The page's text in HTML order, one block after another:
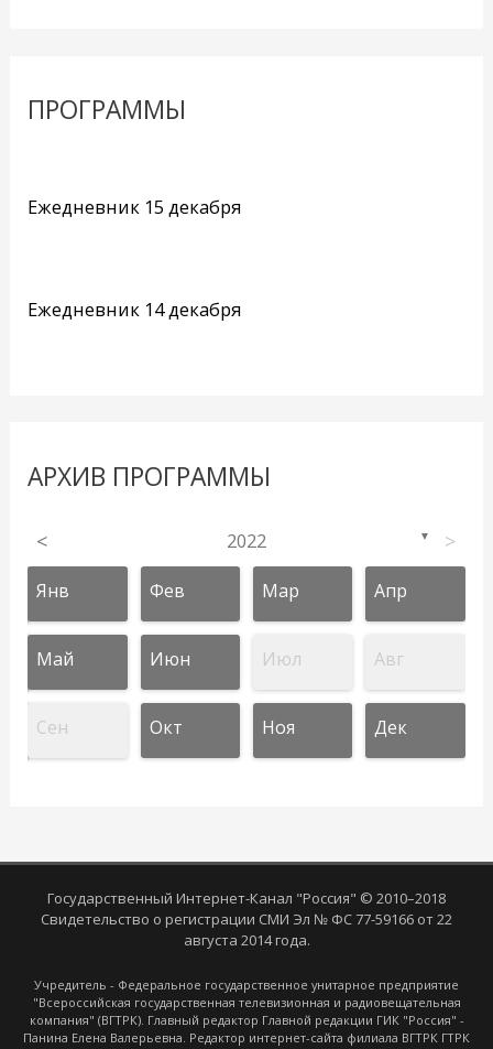
ПРОГРАММЫ
Ежедневник 15 декабря
Ежедневник 14 декабря
АРХИВ ПРОГРАММЫ
< 2022 ▼ >
Янв Фев Мар Апр
Май Июн Июл Авг
Сен Окт Ноя Дек
Государственный Интернет-Канал "Россия" © 2010–2018
Свидетельство о регистрации СМИ Эл № ФС 77-59166 от 22
августа 2014 года.
Учредитель - Федеральное государственное унитарное предприятие
"Всероссийская государственная телевизионная и радиовещательная
компания" (ВГТРК). Главный редактор Главной редакции ГИК "Россия" -
Панина Елена Валерьевна. Редактор интернет-сайта филиала ВГТРК ГТРК